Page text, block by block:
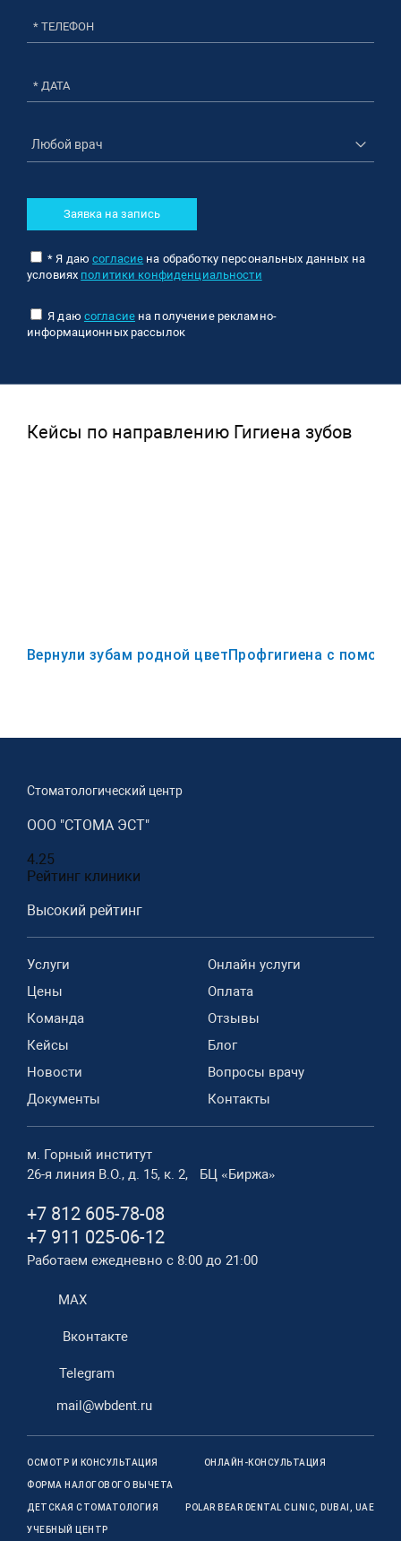
* ДАТА
Заявка на запись
* Я даюсогласие на обработку персональных данных на
условиях политики конфиденциальности
Я даю согласиена получение рекламно-
информационных рассылок
Кейсы по направлению Гигиена зубов
Вернули зубам родной цветПрофгигиена с
Стоматологический центр
ООО "СТОМА ЭСТ"
4.25
Рейтинг клиники
Высокий рейтинг
Услуги
Онлайн услуги
Цены
Оплата
Команда
Отзывы
Кейсы
Блог
Новости
Вопросы врачу
Документы
Контакты
м. Горный институт
26-я линия В.О., д. 15, к. 2, БЦ «Биржа»
+7 812 605-78-08
+7 911 025-06-12
Работаем ежедневно с 8:00 до 21:00
MAX
Вконтакте
Telegram
mail@wbdent.ru
ОСМОТР И КОНСУЛЬТАЦИЯ ОНЛАЙН-КОНСУЛЬТАЦИЯ
ФОРМА НАЛОГОВОГО ВЫЧЕТА
ДЕТСКАЯ СТОМАТОЛОГИЯ POLAR BEAR DENTAL CLINIC, DUBAI, UAE
УЧЕБНЫЙ ЦЕНТР